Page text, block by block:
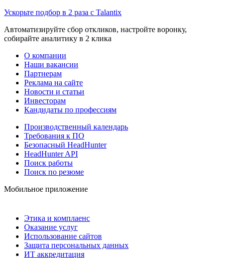
Ускорьте подбор в 2 раза с Talantix
Автоматизируйте сбор откликов, настройте воронку,
собирайте аналитику в 2 клика
О компании
Наши вакансии
Партнерам
Реклама на сайте
Новости и статьи
Инвесторам
Кандидаты по профессиям
Производственный календарь
Требования к ПО
Безопасный HeadHunter
HeadHunter API
Поиск работы
Поиск по резюме
Мобильное приложение
Этика и комплаенс
Оказание услуг
Использование сайтов
Защита персональных данных
ИТ аккредитация